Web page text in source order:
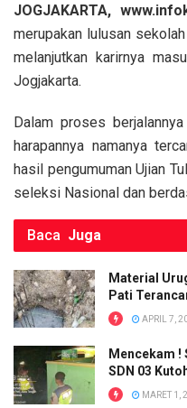
ce
b
o
o
k
tt
er
ail at
s
p
p
JOGJAKARTA,
merupakan lulusan
melanjutkan karirnya
Jogjakarta.
Dalam proses
harapannya namanya
hasil pengumuman Ujian
seleksi Nasional dan
Baca Juga
Material
Pati
APRIL 7,
Mencekam !
SDN 03
MARET 1,